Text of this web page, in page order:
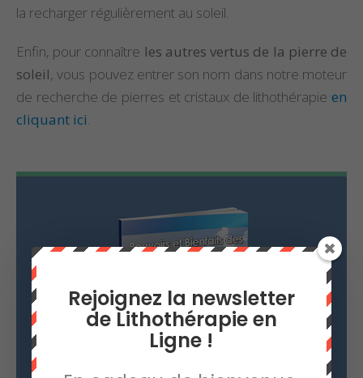
la recharger régulièrement au soleil.
Enfin, pour connaître les autres vertus de la pierre de
soleil, vous pouvez entrer son nom dans notre moteur
de recherche de pierres et cristaux de lithothérapie en
cliquant ici
Rejoignez la newsletter
de Lithothérapie en
Ligne !